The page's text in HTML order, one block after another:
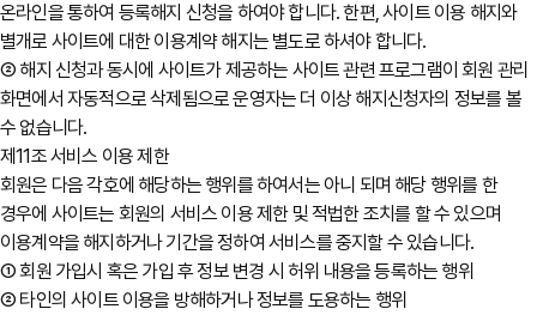
온라인을 통하여 등록해지 신청을 하여야 합니다. 한편, 사이트 이용 해지와
별개로 사이트에 대한 이용계약 해지는 별도로 하셔야 합니다.
② 해지 신청과 동시에 사이트가 제공하는 사이트 관련 프로그램이 회원 관리
화면에서 자동적으로 삭제됨으로 운영자는 더 이상 해지신청자의 정보를 볼
수 없습니다.
제11조 서비스 이용 제한
회원은 다음 각호에 해당하는 행위를 하여서는 아니 되며 해당 행위를 한
경우에 사이트는 회원의 서비스 이용 제한 및 적법한 조치를 할 수 있으며
이용계약을 해지하거나 기간을 정하여 서비스를 중지할 수 있습니다.
① 회원 가입시 혹은 가입 후 정보 변경 시 허위 내용을 등록하는 행위
② 타인의 사이트 이용을 방해하거나 정보를 도용하는 행위